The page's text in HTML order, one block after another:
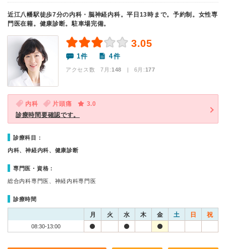
近江八幡駅徒歩7分の内科・脳神経内科。平日13時まで。予約制。女性専
門医在籍。健康診断。駐車場完備。
3.05
1件 4件
アクセス数 7月:148 | 6月:177
内科 片頭痛
3.0
診療時間要確認です。
診療科目：
内科、神経内科、健康診断
専門医・資格：
総合内科専門医、神経内科専門医
診療時間
月 火 水 木 金 土 日 祝
08:30-13:00